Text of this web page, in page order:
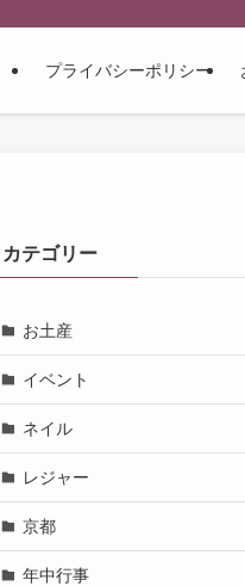
プライバシーポリシー
カテゴリー
お土産
イベント
ネイル
レジャー
京都
年中行事